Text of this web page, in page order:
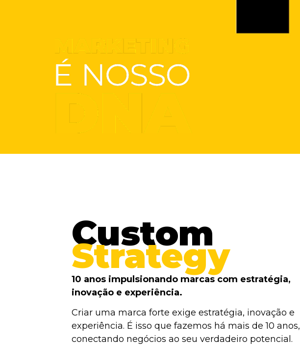
Custom
Strategy
10 anos impulsionando marcas com estratégia,
inovação e experiência.
Criar uma marca forte exige estratégia, inovação e
experiência. É isso que fazemos há mais de 10 anos,
conectando negócios ao seu verdadeiro potencial.